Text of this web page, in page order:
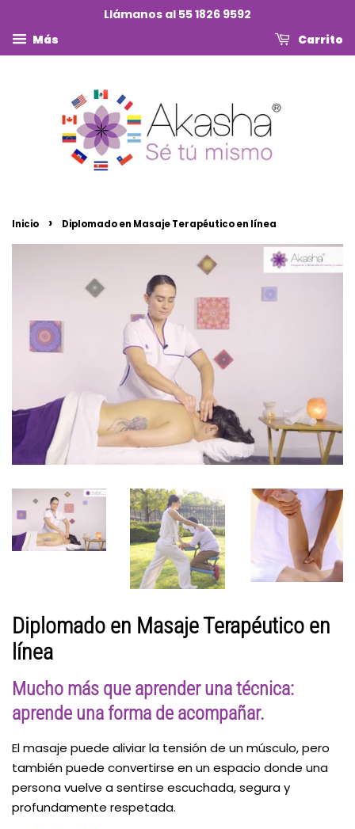
Llámanos al 55 1826 9592
Más
Carrito
Inicio › Diplomado en Masaje Terapéutico en línea
Diplomado en Masaje Terapéutico en
línea
Mucho más que aprender una técnica:
aprende una forma de acompañar.
El masaje puede aliviar la tensión de un músculo, pero
también puede convertirse en un espacio donde una
persona vuelve a sentirse escuchada, segura y
profundamente respetada.